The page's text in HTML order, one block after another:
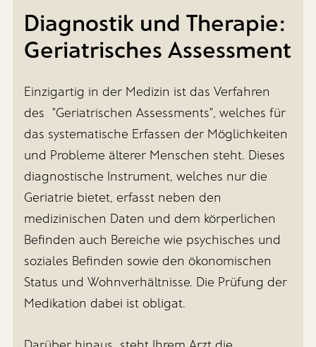
Diagnostik und Therapie:
Geriatrisches Assessment
Einzigartig in der Medizin ist das Verfahren
des "Geriatrischen Assessments", welches für
das systematische Erfassen der Möglichkeiten
und Probleme älterer Menschen steht. Dieses
diagnostische Instrument, welches nur die
Geriatrie bietet, erfasst neben den
medizinischen Daten und dem körperlichen
Befinden auch Bereiche wie psychisches und
soziales Befinden sowie den ökonomischen
Status und Wohnverhältnisse. Die Prüfung der
Medikation dabei ist obligat.